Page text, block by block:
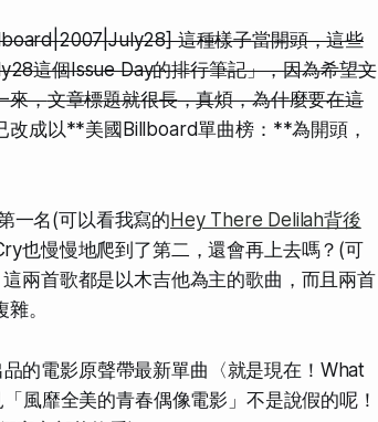
這種樣子當開頭，這些
這個Issue Day的排行筆記」，因為希望文
來，文章標題就很長，真煩，為什麼要在這
改成以**美國Billboard單曲榜：**為開頭，
一名(可以看我寫的 Hey There Delilah背後
也慢慢地爬到了第二，還會再上去嗎？(可
兩首歌都是以木吉他為主的歌曲，而且兩首
。
的電影原聲帶最新單曲〈就是現在！What
風靡全美的青春偶像電影」不是說假的呢！